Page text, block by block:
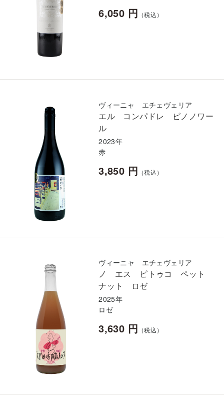
6,050 円 （税込）
ヴィーニャ エチェヴェリア
エル コンパドレ ピノノワー
ル
2023年
赤
3,850 円 （税込）
ヴィーニャ エチェヴェリア
ノ エス ピトゥコ ペット
ナット ロゼ
2025年
ロゼ
3,630 円 （税込）